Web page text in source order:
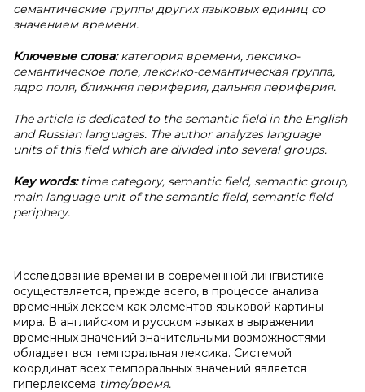
семантические группы других языковых единиц со
значением времени.
Ключевые слова: категория времени, лексико-
семантическое поле, лексико-семантическая группа,
ядро поля, ближняя периферия, дальняя периферия.
The article is dedicated to the semantic field in the English
and Russian languages. The author analyzes language
units of this field which are divided into several groups.
Key words: time category, semantic field, semantic group,
main language unit of the semantic field, semantic field
periphery.
Исследование времени в современной лингвистике
осуществляется, прежде всего, в процессе анализа
временны́х лексем как элементов языковой картины
мира. В английском и русском языках в выражении
временных значений значительными возможностями
обладает вся темпоральная лексика. Системой
координат всех темпоральных значений является
гиперлексема time/время.